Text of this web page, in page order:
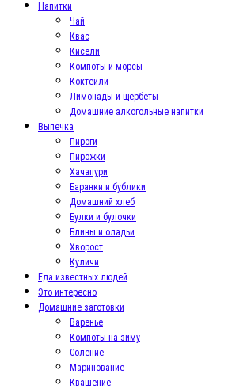
Напитки
Чай
Квас
Кисели
Компоты и морсы
Коктейли
Лимонады и щербеты
Домашние алкогольные напитки
Выпечка
Пироги
Пирожки
Хачапури
Баранки и бублики
Домашний хлеб
Булки и булочки
Блины и оладьи
Хворост
Куличи
Еда известных людей
Это интересно
Домашние заготовки
Варенье
Компоты на зиму
Соление
Маринование
Квашение